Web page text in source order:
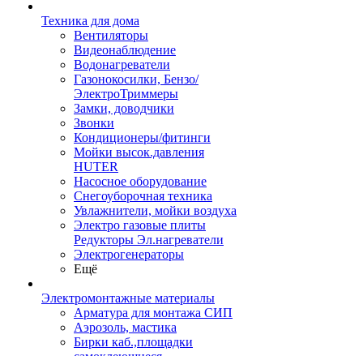
Техника для дома
Вентиляторы
Видеонаблюдение
Водонагреватели
Газонокосилки, Бензо/
ЭлектроТриммеры
Замки, доводчики
Звонки
Кондиционеры/фитинги
Мойки высок.давления
HUTER
Насосное оборудование
Снегоуборочная техника
Увлажнители, мойки воздуха
Электро газовые плиты
Редукторы Эл.нагреватели
Электрогенераторы
Ещё
Электромонтажные материалы
Арматура для монтажа СИП
Аэрозоль, мастика
Бирки каб.,площадки